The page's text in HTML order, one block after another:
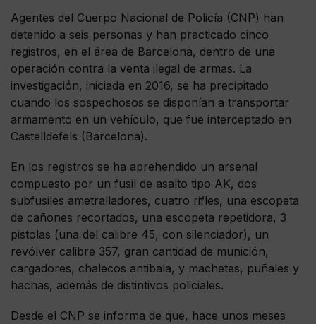
Agentes del Cuerpo Nacional de Policía (CNP) han
detenido a seis personas y han practicado cinco
registros, en el área de Barcelona, dentro de una
operación contra la venta ilegal de armas. La
investigación, iniciada en 2016, se ha precipitado
cuando los sospechosos se disponían a transportar
armamento en un vehículo, que fue interceptado en
Castelldefels (Barcelona).
En los registros se ha aprehendido un arsenal
compuesto por un fusil de asalto tipo AK, dos
subfusiles ametralladores, cuatro rifles, una escopeta
de cañones recortados, una escopeta repetidora, 3
pistolas (una del calibre 45, con silenciador), un
revólver calibre 357, gran cantidad de munición,
cargadores, chalecos antibala, y machetes, puñales y
hachas, además de distintivos policiales.
Desde el CNP se informa de que, hace unos meses